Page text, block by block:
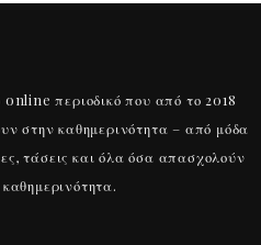
περιοδικό που από το 2018
στην καθημερινότητα – από μόδα
τάσεις και όλα όσα απασχολούν